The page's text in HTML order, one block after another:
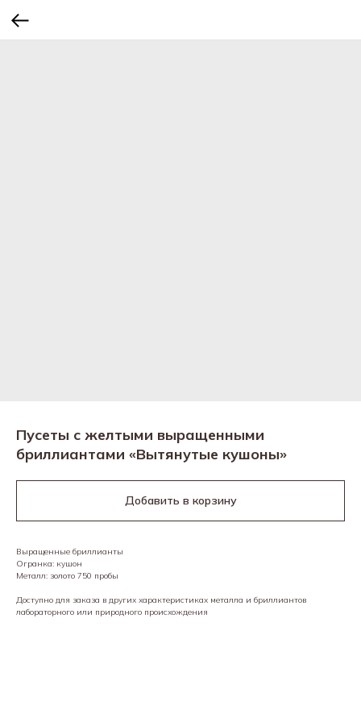
Пусеты с желтыми выращенными
бриллиантами «Вытянутые кушоны»
Добавить в корзину
Выращенные бриллианты
Огранка: кушон
Металл: золото 750 пробы
Доступно для заказа в других характеристиках металла и бриллиантов
лабораторного или природного происхождения